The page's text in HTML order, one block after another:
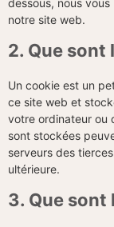
dessous, nous vous
notre site web.
2. Que sont
Un cookie est un
ce site web et
votre ordinateur ou
sont stockées
serveurs des
ultérieure.
3. Que sont